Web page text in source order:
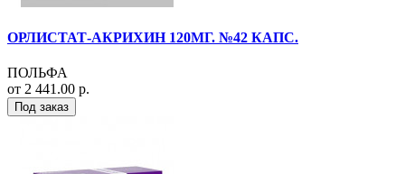
ОРЛИСТАТ-АКРИХИН 120МГ. №42 КАПС.
ПОЛЬФА
от 2 441.00 р.
Под заказ